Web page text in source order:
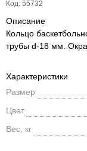
Код: 55732
Описание
Кольцо
трубы d-18 мм.
Характеристики
Размер
Цвет
Вес, кг